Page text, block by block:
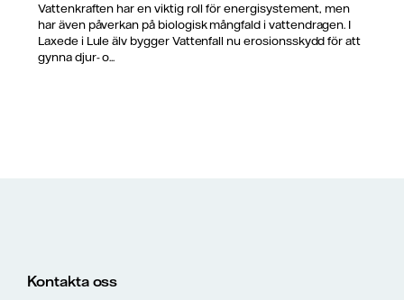
Vattenkraften har en viktig roll för energisystement, men
har även påverkan på biologisk mångfald i vattendragen. I
Laxede i Lule älv bygger Vattenfall nu erosionsskydd för att
gynna djur- o...
Kontakta oss